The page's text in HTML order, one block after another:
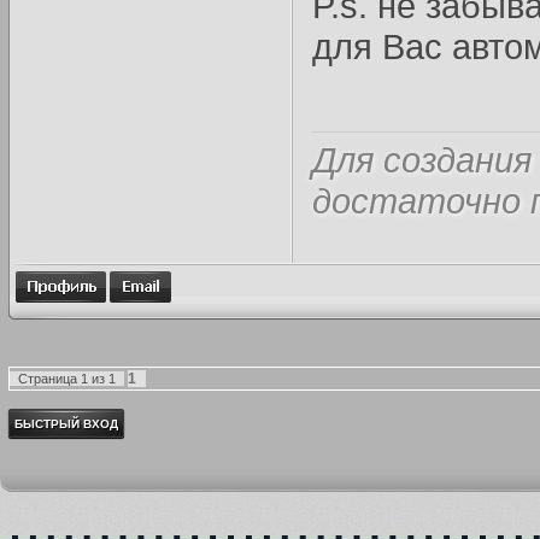
для Вас
Для
достаточно
Страница 1 из 1 1